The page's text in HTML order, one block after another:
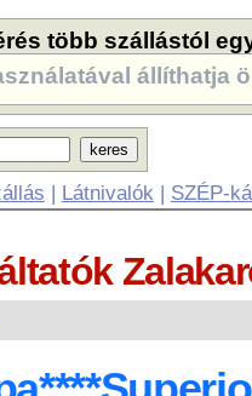
több szállástól
állíthatja
| Látnivalók | SZÉP-